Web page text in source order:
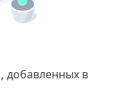
добавленных в